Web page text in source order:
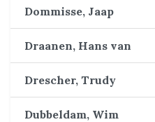
Dommisse, Jaap
Draanen, Hans van
Drescher, Trudy
Dubbeldam, Wim